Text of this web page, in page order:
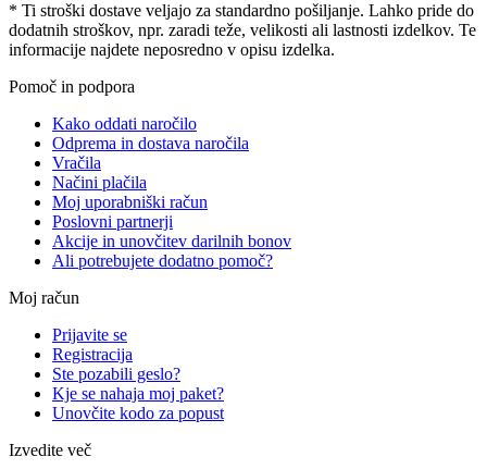
* Ti stroški dostave veljajo za standardno pošiljanje. Lahko pride do
dodatnih stroškov, npr. zaradi teže, velikosti ali lastnosti izdelkov. Te
informacije najdete neposredno v opisu izdelka.
Pomoč in podpora
Kako oddati naročilo
Odprema in dostava naročila
Vračila
Načini plačila
Moj uporabniški račun
Poslovni partnerji
Akcije in unovčitev darilnih bonov
Ali potrebujete dodatno pomoč?
Moj račun
Prijavite se
Registracija
Ste pozabili geslo?
Kje se nahaja moj paket?
Unovčite kodo za popust
Izvedite več